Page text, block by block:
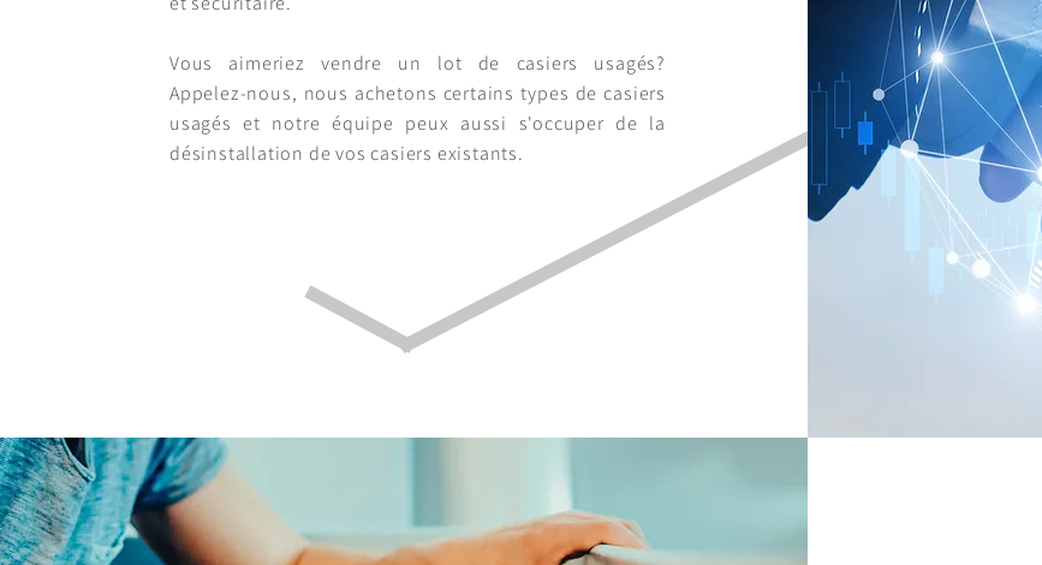
Vous aimeriez vendre un lot de casiers usagés?
Appelez-nous, nous achetons certains types de casiers
usagés et notre équipe peux aussi s'occuper de la
désinstallation de vos casiers existants.